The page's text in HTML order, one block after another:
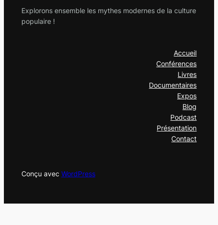
Explorons ensemble les mythes modernes de la culture
populaire !
Accueil
Conférences
Livres
Documentaires
Expos
Blog
Podcast
Présentation
Contact
Conçu avec WordPress